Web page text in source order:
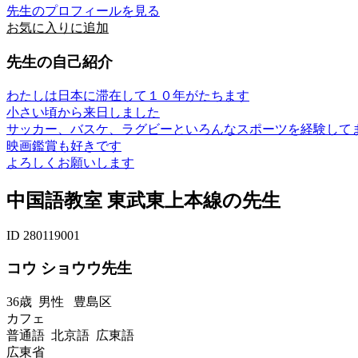
先生のプロフィールを見る
お気に入りに追加
先生の自己紹介
わたしは日本に滞在して１０年がたちます
小さい頃から来日しました
サッカー、バスケ、ラグビーといろんなスポーツを経験して
映画鑑賞も好きです
よろしくお願いします
中国語教室 東武東上本線の先生
ID 280119001
コウ ショウウ先生
36歳 男性 豊島区
カフェ
普通語 北京語 広東語
広東省